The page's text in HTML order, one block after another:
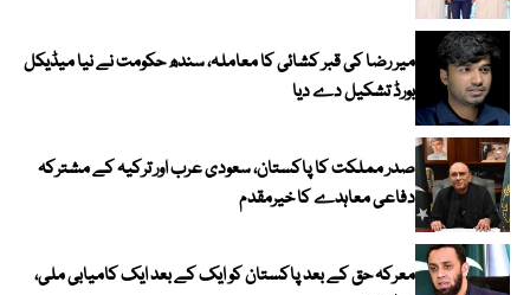
میر رضا کی قبر کشائی کا معاملہ، سندھ حکومت نے نیا میڈیکل
بورڈ تشکیل دے دیا
صدر مملکت کا پاکستان، سعودی عرب اور ترکیہ کے مشترکہ
دفاعی معاہدے کا خیرمقدم
معرکہ حق کے بعد پاکستان کو ایک کے بعد ایک کامیابی ملی،